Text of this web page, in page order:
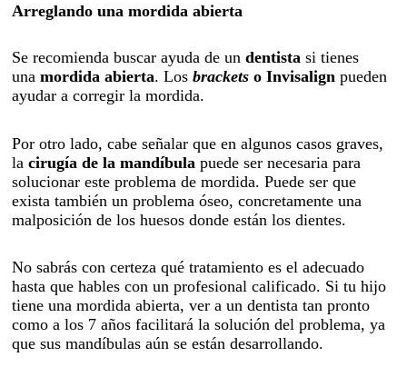
Arreglando una mordida abierta
Se recomienda buscar ayuda de undentista si tienes
unamordida abierta. Losbrackets o Invisalign pueden
ayudar a corregir la mordida.
Por otro lado, cabe señalar que en algunos casos graves,
lacirugía de la mandíbula puede ser necesaria para
solucionar este problema de mordida. Puede ser que
exista también un problema óseo, concretamente una
malposición de los huesos donde están los dientes.
No sabrás con certeza qué tratamiento es el adecuado
hasta que hables con un profesional calificado. Si tu hijo
tiene una mordida abierta, ver a un dentista tan pronto
como a los 7 años facilitará la solución del problema, ya
que sus mandíbulas aún se están desarrollando.